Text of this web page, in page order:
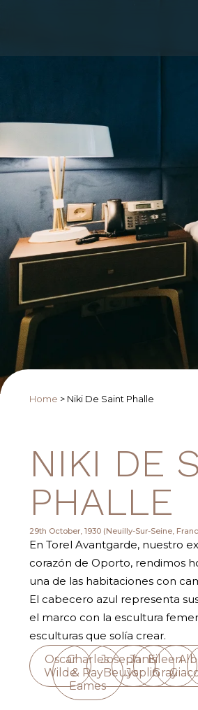
Home > Niki De Saint Phalle
NIKI DE
PHALLE
29th October, 1930 (Neuilly-Sur-Seine,
En Torel Avantgarde, nuestro
corazón de Oporto, rendimos
una de las habitaciones con
El cabecero azul representa
el marco con la escultura
esculturas que solía crear.
Oscar
Wilde
Charles
& Ray
Eames
Joseph
Beuys
Janis
Joplin
Eileen
Gray